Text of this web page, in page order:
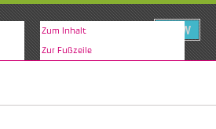
VIEW
Zum Inhalt
Zur Fußzeile